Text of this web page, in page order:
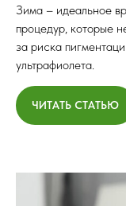
Зима – идеальное
процедур, которые
за риска
ультрафиолета.
ЧИТАТЬ СТАТЬЮ